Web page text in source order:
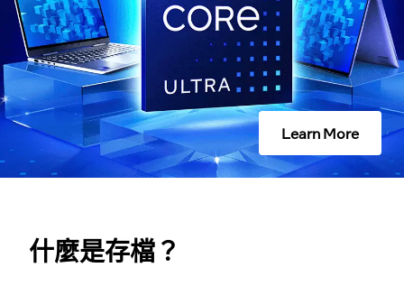
Learn More
什麼是存檔？